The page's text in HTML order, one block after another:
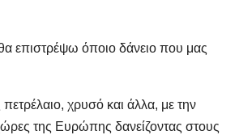
επιστρέψω όποιο δάνειο που μας
χρυσό και άλλα, με την
της Ευρώπης δανείζοντας στους